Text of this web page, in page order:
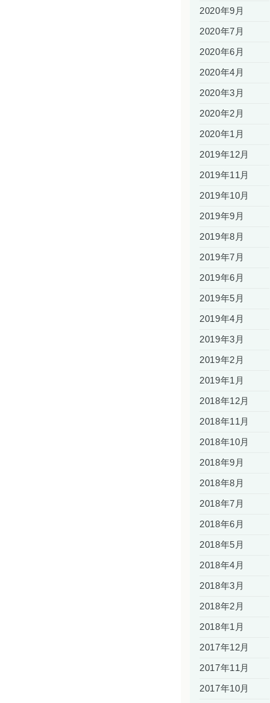
2020年9月
2020年7月
2020年6月
2020年4月
2020年3月
2020年2月
2020年1月
2019年12月
2019年11月
2019年10月
2019年9月
2019年8月
2019年7月
2019年6月
2019年5月
2019年4月
2019年3月
2019年2月
2019年1月
2018年12月
2018年11月
2018年10月
2018年9月
2018年8月
2018年7月
2018年6月
2018年5月
2018年4月
2018年3月
2018年2月
2018年1月
2017年12月
2017年11月
2017年10月